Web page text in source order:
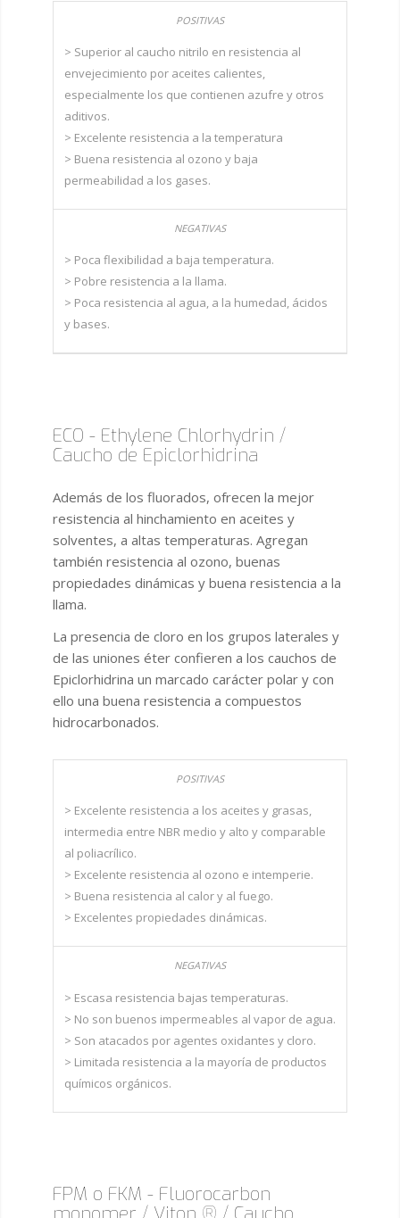
> Superior al caucho nitrilo en resistencia al
envejecimiento por aceites calientes,
especialmente los que contienen azufre y otros
aditivos.
> Excelente resistencia a la temperatura
> Buena resistencia al ozono y baja
permeabilidad a los gases.
> Poca flexibilidad a baja temperatura.
> Pobre resistencia a la llama.
> Poca resistencia al agua, a la humedad, ácidos
y bases.
ECO - Ethylene Chlorhydrin /
Caucho de Epiclorhidrina
Además de los fluorados, ofrecen la mejor
resistencia al hinchamiento en aceites y
solventes, a altas temperaturas. Agregan
también resistencia al ozono, buenas
propiedades dinámicas y buena resistencia a la
llama.
La presencia de cloro en los grupos laterales y
de las uniones éter confieren a los cauchos de
Epiclorhidrina un marcado carácter polar y con
ello una buena resistencia a compuestos
hidrocarbonados.
> Excelente resistencia a los aceites y grasas,
intermedia entre NBR medio y alto y comparable
al poliacrílico.
> Excelente resistencia al ozono e intemperie.
> Buena resistencia al calor y al fuego.
> Excelentes propiedades dinámicas.
> Escasa resistencia bajas temperaturas.
> No son buenos impermeables al vapor de agua.
> Son atacados por agentes oxidantes y cloro.
> Limitada resistencia a la mayoría de productos
químicos orgánicos.
FPM o FKM - Fluorocarbon